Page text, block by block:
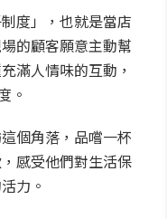
度」，也就是當店
的顧客願意主動幫
滿人情味的互動，
。
個角落，品嚐一杯
感受他們對生活保
力。